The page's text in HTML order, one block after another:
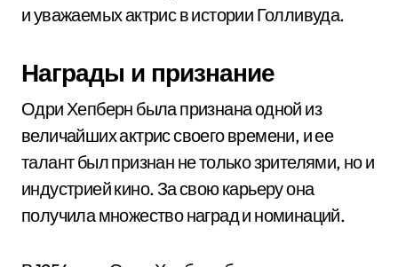
и уважаемых актрис в истории Голливуда.
Награды и признание
Одри Хепберн была признана одной из
величайших актрис своего времени, и ее
талант был признан не только зрителями, но и
индустрией кино. За свою карьеру она
получила множество наград и номинаций.